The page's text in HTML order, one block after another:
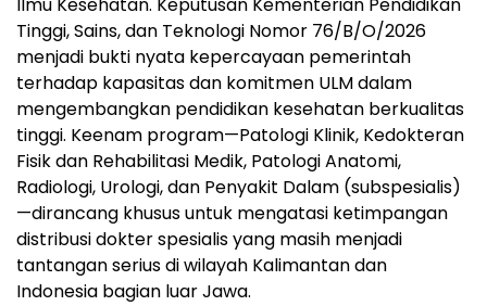
Ilmu Kesehatan. Keputusan Kementerian Pendidikan
Tinggi, Sains, dan Teknologi Nomor 76/B/O/2026
menjadi bukti nyata kepercayaan pemerintah
terhadap kapasitas dan komitmen ULM dalam
mengembangkan pendidikan kesehatan berkualitas
tinggi. Keenam program—Patologi Klinik, Kedokteran
Fisik dan Rehabilitasi Medik, Patologi Anatomi,
Radiologi, Urologi, dan Penyakit Dalam (subspesialis)
—dirancang khusus untuk mengatasi ketimpangan
distribusi dokter spesialis yang masih menjadi
tantangan serius di wilayah Kalimantan dan
Indonesia bagian luar Jawa.